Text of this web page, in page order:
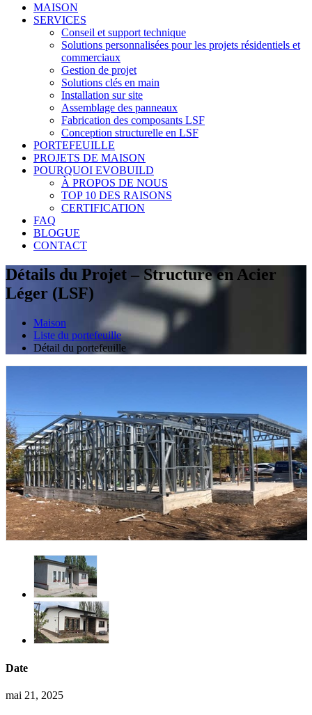
MAISON
SERVICES
Conseil et support technique
Solutions personnalisées pour les projets résidentiels et
commerciaux
Gestion de projet
Solutions clés en main
Installation sur site
Assemblage des panneaux
Fabrication des composants LSF
Conception structurelle en LSF
PORTEFEUILLE
PROJETS DE MAISON
POURQUOI EVOBUILD
À PROPOS DE NOUS
TOP 10 DES RAISONS
CERTIFICATION
FAQ
BLOGUE
CONTACT
Détails du Projet – Structure en Acier
Léger (LSF)
Maison
Liste du portefeuille
Détail du portefeuille
Date
mai 21, 2025